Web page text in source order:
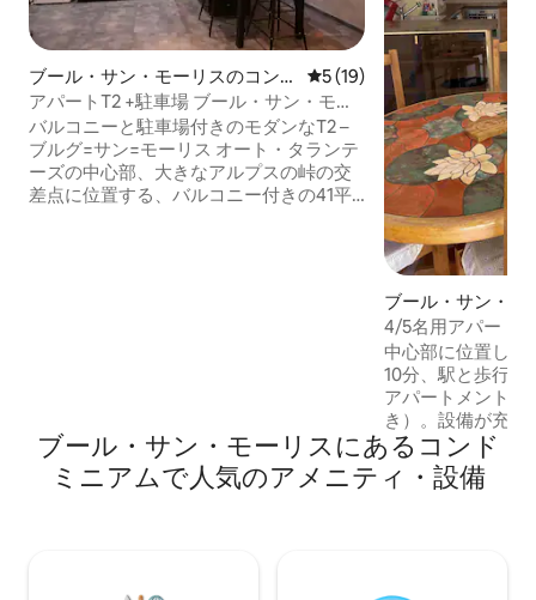
ブール・サン・モーリスのコンド
ミニアム
レビュー19件、5つ星中5つ
5 (19)
アパートT2 +駐車場 ブール・サン・モー
リス/アルクス・パラディスキ
バルコニーと駐車場付きのモダンなT2 –
ブルグ=サン=モーリス オート・タランテ
ーズの中心部、大きなアルプスの峠の交
差点に位置する、バルコニー付きの41平
ブール・サン・モ
ドミニアム
4/5名用アパート
内中心部
中心部に位置し、
10分、駅と歩行者
アパートメント（
き）。設備が充実
ジ、IHコンロ、冷
い機、やかん、ネ
ーカー）、収納
ブール・サン・モーリスにあるコンド
ミニアムで人気のアメニティ・設備